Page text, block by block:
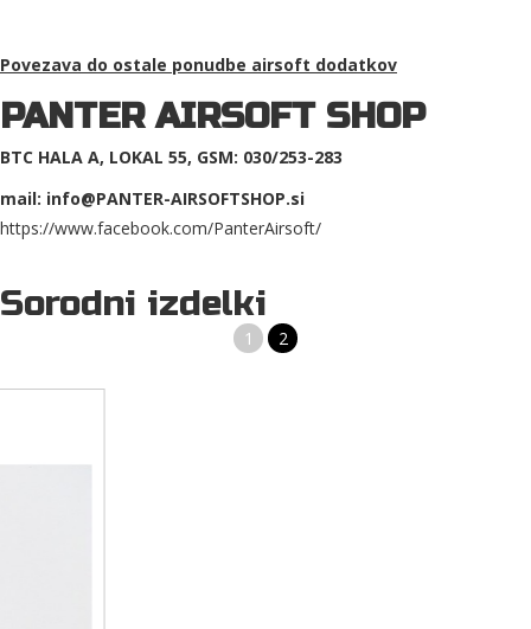
Povezava do ostale ponudbe airsoft dodatkov
PANTER AIRSOFT SHOP
BTC HALA A, LOKAL 55, GSM: 030/253-283
mail: info@PANTER-AIRSOFTSHOP.si
https://www.facebook.com/PanterAirsoft/
Sorodni izdelki
1 2